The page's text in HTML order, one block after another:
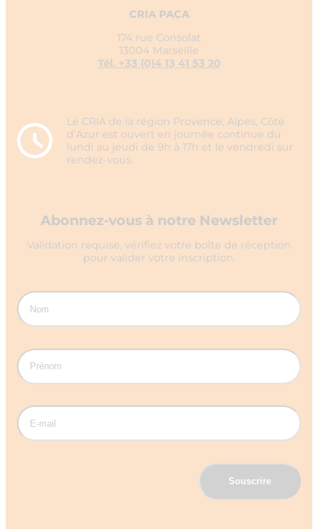
CRIA PACA
174 rue Consolat
13004 Marseille
Tél. +33 (0)4 13 41 53 20
Le CRIA de la région Provence, Alpes, Côte
d’Azur est ouvert en journée continue du
lundi au jeudi de 9h à 17h et le vendredi sur
rendez-vous.
Abonnez-vous à notre Newsletter
Validation requise, vérifiez votre boîte de réception
pour valider votre inscription.